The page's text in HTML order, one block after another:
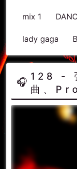
mix 1
lady gaga
128 -
曲、